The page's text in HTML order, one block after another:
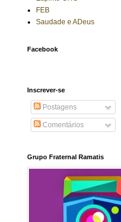
FEB
Saudade e ADeus
Facebook
Inscrever-se
Postagens
Comentários
Grupo Fraternal Ramatis